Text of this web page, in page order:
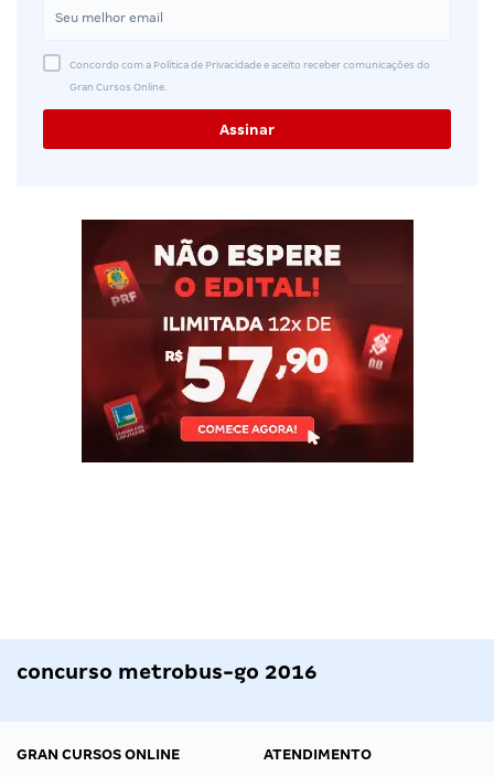
Concordo com a Política de Privacidade e aceito receber comunicações do
Gran Cursos Online.
concurso metrobus-go 2016
GRAN CURSOS ONLINE
ATENDIMENTO